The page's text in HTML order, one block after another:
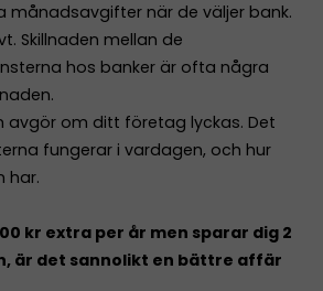
månadsavgifter när de väljer bank.
Skillnaden mellan de
hos banker är ofta några
avgör om ditt företag lyckas. Det
fungerar i vardagen, och hur
har.
kr extra per år men sparar dig 2
är det sannolikt en bättre affär